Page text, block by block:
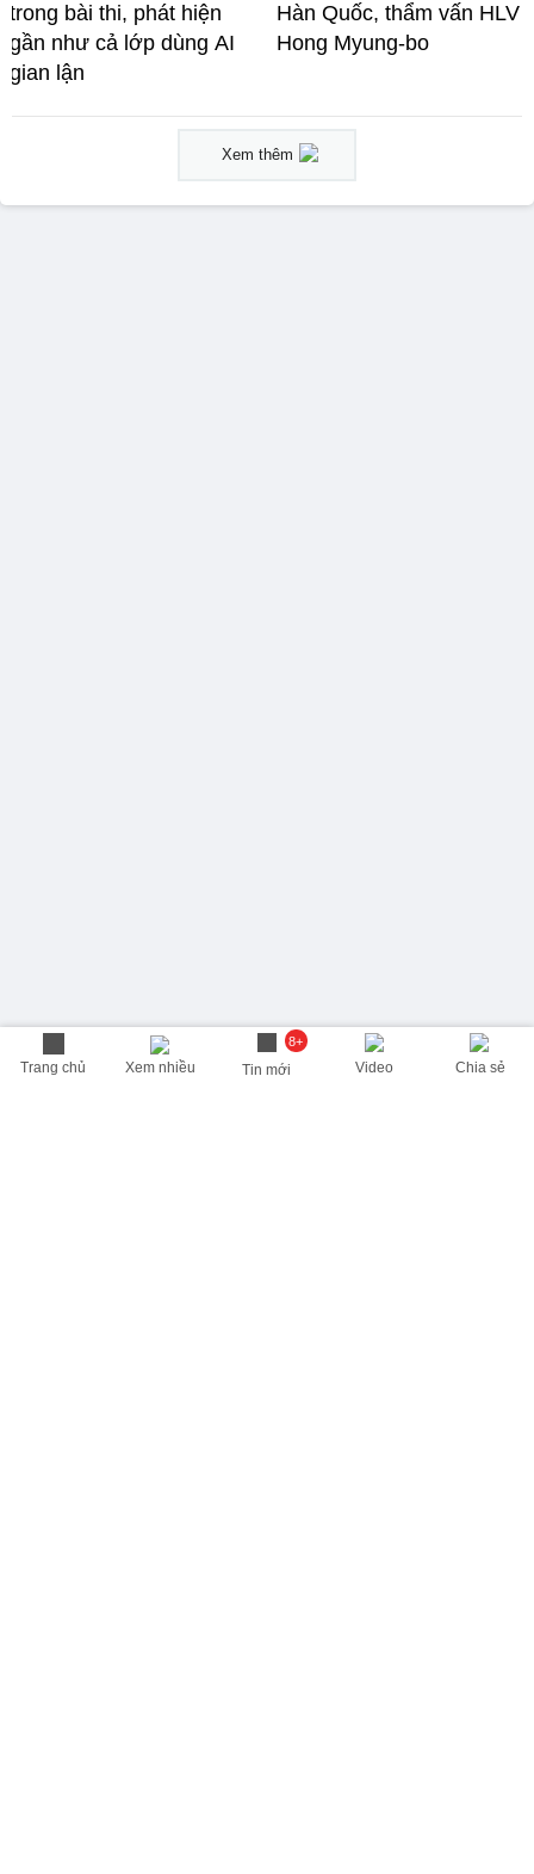
Trang chủ Xem nhiều
8+
Tin mới Video Chia sẻ
trong bài thi, phát hiện
gần như cả lớp dùng AI
gian lận
Hàn Quốc, thẩm vấn HLV
Hong Myung-bo
Xem thêm